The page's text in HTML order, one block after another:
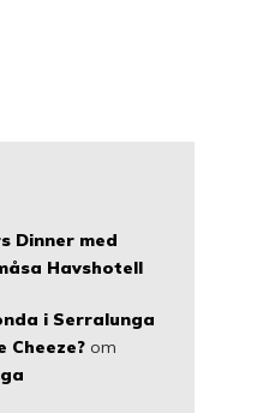
Dinner med
Havshotell
i Serralunga
Cheeze? om